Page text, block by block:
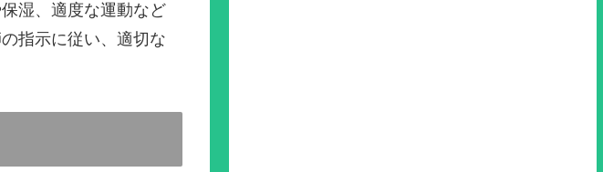
湿、適度な運動など
指示に従い、適切な